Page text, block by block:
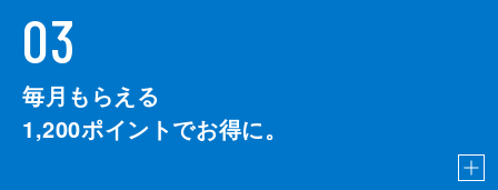
03
毎月もらえる
1,200ポイントでお得に。